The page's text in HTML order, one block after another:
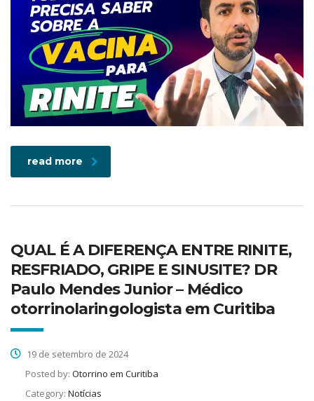
read more
QUAL É A DIFERENÇA ENTRE RINITE,
RESFRIADO, GRIPE E SINUSITE? DR
Paulo Mendes Junior – Médico
otorrinolaringologista em Curitiba
19 de setembro de 2024
Posted by: Otorrino em Curitiba
Category: Notícias